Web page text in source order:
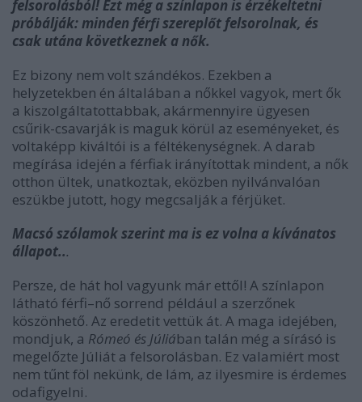
felsorolásból! Ezt még a színlapon is érzékeltetni
próbálják: minden férfi szereplőt felsorolnak, és
csak utána következnek a nők.
Ez bizony nem volt szándékos. Ezekben a
helyzetekben én általában a nőkkel vagyok, mert ők
a kiszolgáltatottabbak, akármennyire ügyesen
csűrik-csavarják is maguk körül az eseményeket, és
voltaképp kiváltói is a féltékenységnek. A darab
megírása idején a férfiak irányítottak mindent, a nők
otthon ültek, unatkoztak, eközben nyilvánvalóan
eszükbe jutott, hogy megcsalják a férjüket.
Macsó szólamok szerint ma is ez volna a kívánatos
állapot...
Persze, de hát hol vagyunk már ettől! A színlapon
látható férfi–nő sorrend például a szerzőnek
köszönhető. Az eredetit vettük át. A maga idejében,
mondjuk, a Rómeó és Júliában talán még a sírásó is
megelőzte Júliát a felsorolásban. Ez valamiért most
nem tűnt föl nekünk, de lám, az ilyesmire is érdemes
odafigyelni.